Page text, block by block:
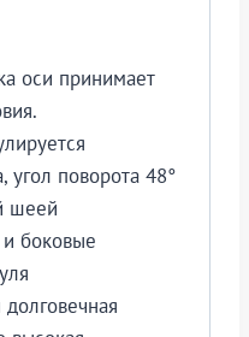
оси принимает
поворота 48°
шеей
боковые